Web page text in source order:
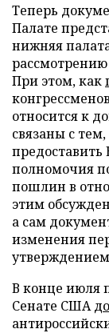
Теперь
Палате
нижняя
При этом, как
относится к
связаны с
полномочия
пошлин в
этим
а сам
изменения
В конце июля
Сенате США